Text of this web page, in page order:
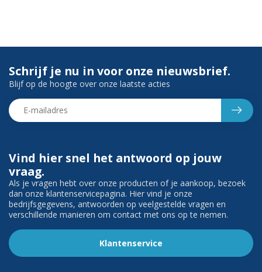
Vind hier snel het antwoord op jouw
vraag.
Als je vragen hebt over onze producten of je aankoop, bezoek
dan onze klantenservicepagina. Hier vind je onze
bedrijfsgegevens, antwoorden op veelgestelde vragen en
verschillende manieren om contact met ons op te nemen.
Klantenservice
Schrijf je nu in voor onze nieuwsbrief.
Blijf op de hoogte over onze laatste acties